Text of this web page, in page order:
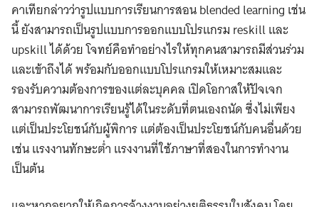
คาเทียกล่าวว่ารูปแบบการเรียนการสอน blended learning เช่น
นี้ ยังสามารถเป็นรูปแบบการออกแบบโปรแกรม reskill และ
upskill ได้ด้วย โจทย์คือทำอย่างไรให้ทุกคนสามารถมีส่วนร่วม
และเข้าถึงได้ พร้อมกับออกแบบโปรแกรมให้เหมาะสมและ
รองรับความต้องการของแต่ละบุคคล เปิดโอกาสให้ปัจเจก
สามารถพัฒนาการเรียนรู้ได้ในระดับที่ตนเองถนัด ซึ่งไม่เพียง
แต่เป็นประโยชน์กับผู้พิการ แต่ต้องเป็นประโยชน์กับคนอื่นด้วย
เช่น แรงงานทักษะต่ำ แรงงานที่ใช้ภาษาที่สองในการทำงาน
เป็นต้น